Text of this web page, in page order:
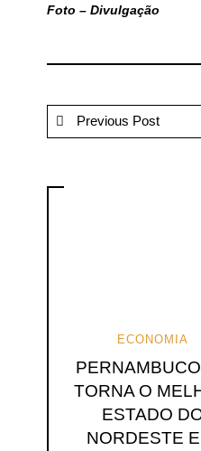
Foto – Divulgação
Previous Post
ECONOMIA
TORNA O
ESTADO
NORDESTE